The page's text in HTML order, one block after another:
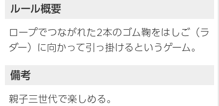
ルール概要
ロープでつながれた2本のゴム鞠をはしご（ラ
ダー）に向かって引っ掛けるというゲーム。
備考
親子三世代で楽しめる。